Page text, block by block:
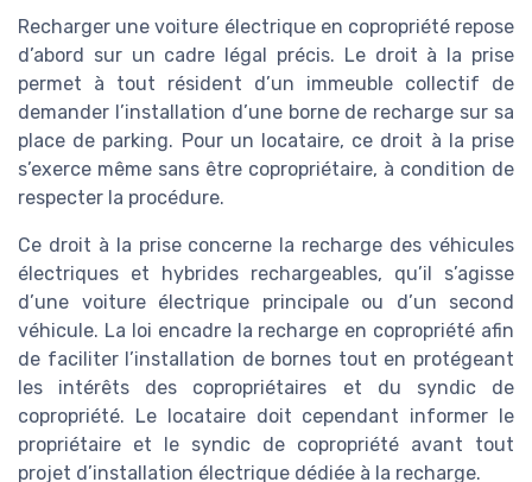
Recharger une voiture électrique en copropriété repose
d’abord sur un cadre légal précis. Le droit à la prise
permet à tout résident d’un immeuble collectif de
demander l’installation d’une borne de recharge sur sa
place de parking. Pour un locataire, ce droit à la prise
s’exerce même sans être copropriétaire, à condition de
respecter la procédure.
Ce droit à la prise concerne la recharge des véhicules
électriques et hybrides rechargeables, qu’il s’agisse
d’une voiture électrique principale ou d’un second
véhicule. La loi encadre la recharge en copropriété afin
de faciliter l’installation de bornes tout en protégeant
les intérêts des copropriétaires et du syndic de
copropriété. Le locataire doit cependant informer le
propriétaire et le syndic de copropriété avant tout
projet d’installation électrique dédiée à la recharge.